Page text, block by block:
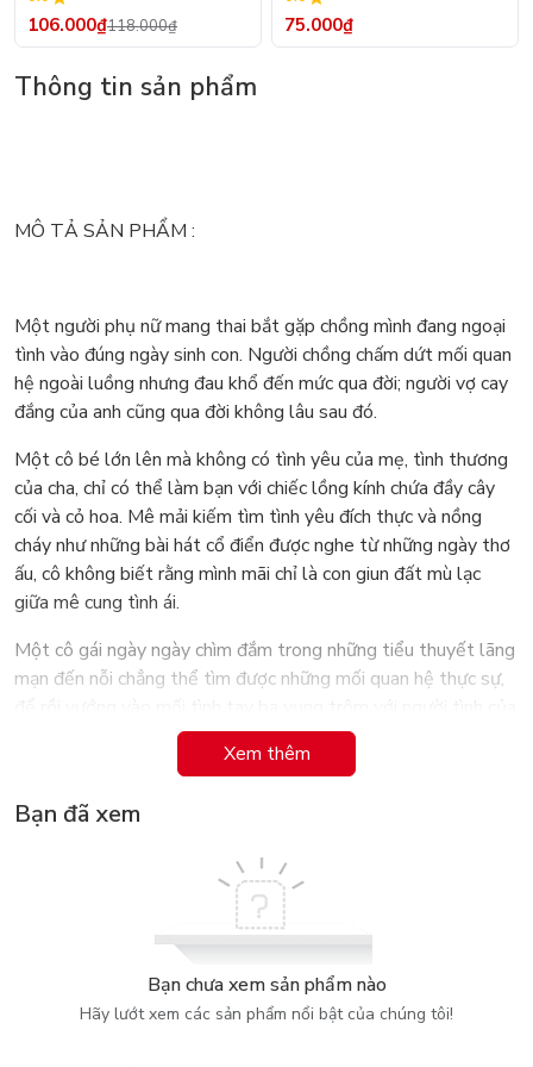
Rập - Kỹ Thuật Nhảy Size
106.000₫118.000₫ 75.000₫
Thông tin sản phẩm
MÔ TẢ SẢN PHẨM :
Một người phụ nữ mang thai bắt gặp chồng mình đang ngoại
tình vào đúng ngày sinh con. Người chồng chấm dứt mối quan
hệ ngoài luồng nhưng đau khổ đến mức qua đời; người vợ cay
đắng của anh cũng qua đời không lâu sau đó.
Một cô bé lớn lên mà không có tình yêu của mẹ, tình thương
của cha, chỉ có thể làm bạn với chiếc lồng kính chứa đầy cây
cối và cỏ hoa. Mê mải kiếm tìm tình yêu đích thực và nồng
cháy như những bài hát cổ điển được nghe từ những ngày thơ
ấu, cô không biết rằng mình mãi chỉ là con giun đất mù lạc
giữa mê cung tình ái.
Một cô gái ngày ngày chìm đắm trong những tiểu thuyết lãng
mạn đến nỗi chẳng thể tìm được những mối quan hệ thực sự,
Một chàng trai mồ côi mẹ từ khi còn bé, lang thang khắp nơi
cùng chốn chỉ để tìm kiếm cái gọi là cảm giác được thuộc về,
Không ai trong số họ có thể an toàn thoát khỏi mê cung số
phận đan xen của chính mình.
Cuốn sách là câu chuyện về hai chị em hoạt bát, Chalika và
Xem thêm
Bạn đã xem
Bạn chưa xem sản phẩm nào
Hãy lướt xem các sản phẩm nổi bật của chúng tôi!